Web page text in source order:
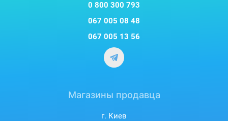
0 800 300 793
067 005 08 48
067 005 13 56
Магазины продавца
г. Киев